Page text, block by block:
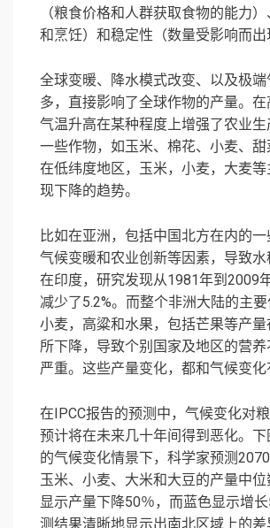
（粮食价格和人群获取食物的能力
和烹饪）和稳定性（数量受影响而出
全球变暖、降水模式改变、以及极
多，直接影响了全球作物的产量。在
气温升高在某种程度上增强了农业生
一些作物，如玉米、棉花、小麦、
在低纬度地区，玉米，小麦，大麦
现下降的趋势。
比如在亚洲，包括中国北方在内的
气候变暖和农业创新等因素，导致水
在印度，研究发现从1981年到2009
减少了5.2%。而整个非洲大陆的主要
小麦，高粱和水果，包括芒果等产
所下降，导致个别国家及地区的营
严重。这些产量变化，都和气候变化
在IPCC报告的预测中，气候变化对
预计将在未来几十年间得到恶化。
的气候变化情景下，科学家预测
玉米、小麦、大米和大豆的产量中
显示产量下降50％，而蓝色显示增
测结果清晰地显示出南北区域上的差